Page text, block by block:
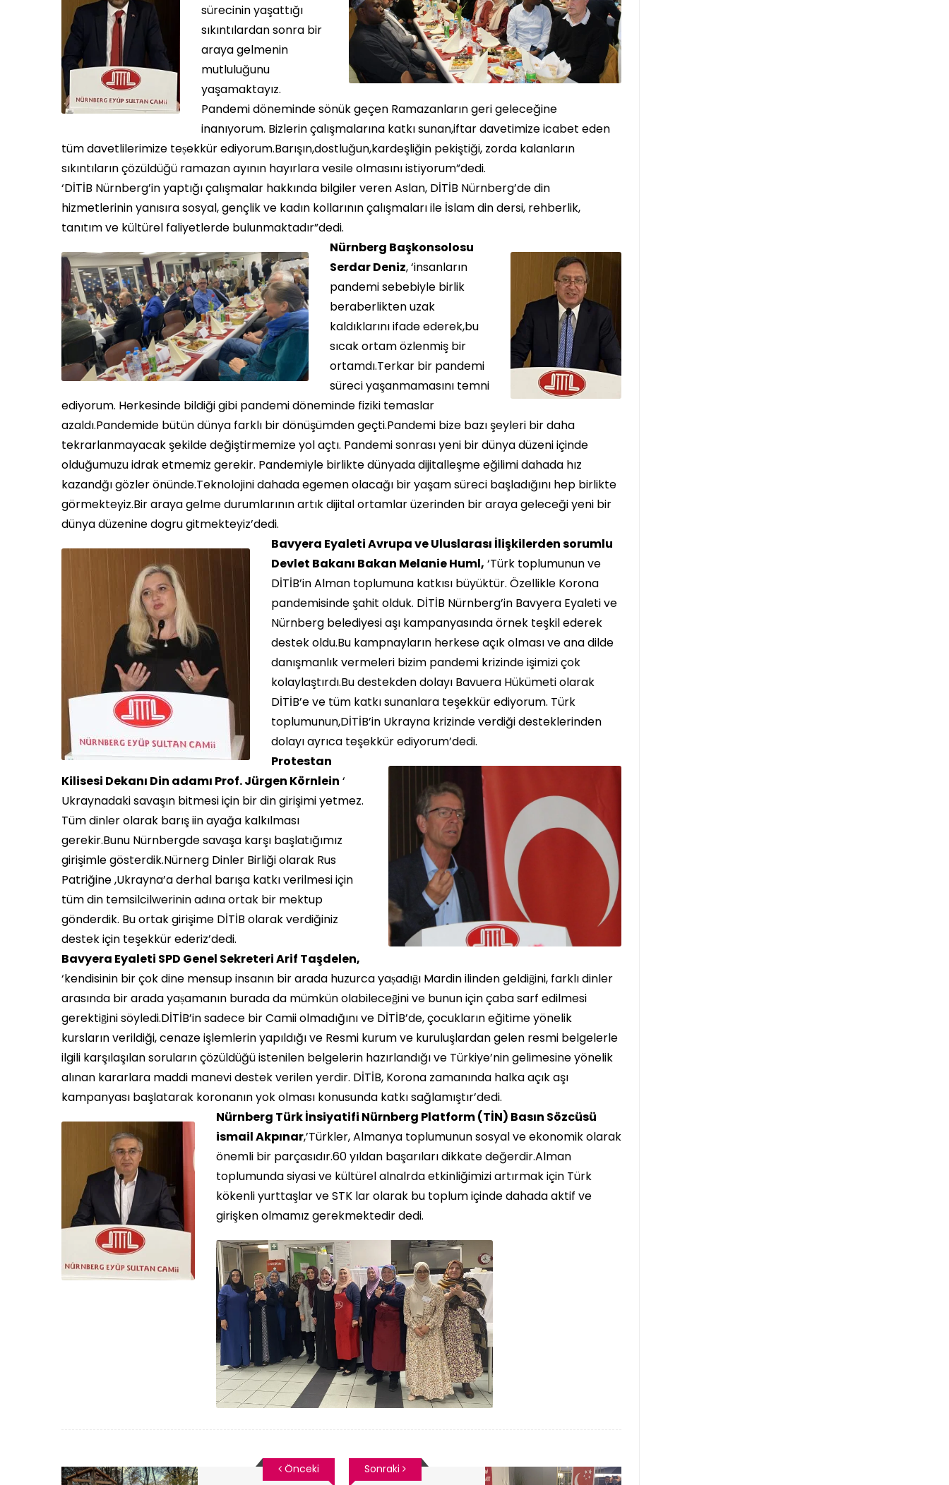
sürecinin yaşattığı
sıkıntılardan sonra bir
araya gelmenin
mutluluğunu
yaşamaktayız.
Pandemi döneminde sönük geçen Ramazanların geri geleceğine
inanıyorum. Bizlerin çalışmalarına katkı sunan,iftar davetimize icabet eden
tüm davetlilerimize teṣekkür ediyorum.Barışın,dostluğun,kardeşliğin pekiştiği, zorda kalanların
sıkıntıların çözüldüğü ramazan ayının hayırlara vesile olmasını istiyorum”dedi.
‘DİTİB Nürnberg’in yaptığı çalışmalar hakkında bilgiler veren Aslan, DİTİB Nürnberg’de din
hizmetlerinin yanısıra sosyal, gençlik ve kadın kollarının çalışmaları ile İslam din dersi, rehberlik,
tanıtım ve kültürel faliyetlerde bulunmaktadır”dedi.
Nürnberg Başkonsolosu
Serdar Deniz, ‘insanların
pandemi sebebiyle birlik
beraberlikten uzak
kaldıklarını ifade ederek,bu
sıcak ortam özlenmiş bir
ortamdı.Terkar bir pandemi
süreci yaşanmamasını temni
ediyorum. Herkesinde bildiği gibi pandemi döneminde fiziki temaslar
azaldı.Pandemide bütün dünya farklı bir dönüşümden geçti.Pandemi bize bazı şeyleri bir daha
tekrarlanmayacak şekilde değiştirmemize yol açtı. Pandemi sonrası yeni bir dünya düzeni içinde
olduğumuzu idrak etmemiz gerekir. Pandemiyle birlikte dünyada dijitalleşme eğilimi dahada hız
kazandğı gözler önünde.Teknolojini dahada egemen olacağı bir yaşam süreci başladığını hep birlikte
görmekteyiz.Bir araya gelme durumlarının artık dijital ortamlar üzerinden bir araya geleceği yeni bir
dünya düzenine dogru gitmekteyiz’dedi.
Bavyera Eyaleti Avrupa ve Uluslarası İlişkilerden sorumlu
Devlet Bakanı Bakan Melanie Huml, ‘Türk toplumunun ve
DİTİB’in Alman toplumuna katkısı büyüktür. Özellikle Korona
pandemisinde şahit olduk. DİTİB Nürnberg’in Bavyera Eyaleti ve
Nürnberg belediyesi aşı kampanyasında örnek teşkil ederek
destek oldu.Bu kampnayların herkese açık olması ve ana dilde
danışmanlık vermeleri bizim pandemi krizinde işimizi çok
kolaylaştırdı.Bu destekden dolayı Bavuera Hükümeti olarak
DİTİB’e ve tüm katkı sunanlara teşekkür ediyorum. Türk
toplumunun,DİTİB’in Ukrayna krizinde verdiği desteklerinden
dolayı ayrıca teşekkür ediyorum’dedi.
Protestan
Kilisesi Dekanı Din adamı Prof. Jürgen Körnlein ‘
Ukraynadaki savaşın bitmesi için bir din girişimi yetmez.
Tüm dinler olarak barış iin ayağa kalkılması
gerekir.Bunu Nürnbergde savaşa karşı başlatığımız
girişimle gösterdik.Nürnerg Dinler Birliği olarak Rus
Patriğine ,Ukrayna’a derhal barışa katkı verilmesi için
tüm din temsilcilwerinin adına ortak bir mektup
gönderdik. Bu ortak girişime DİTİB olarak verdiğiniz
destek için teşekkür ederiz’dedi.
Bavyera Eyaleti SPD Genel Sekreteri Arif Taşdelen,
‘kendisinin bir çok dine mensup insanın bir arada huzurca yaṣadıḡı Mardin ilinden geldiḡini, farklı dinler
arasında bir arada yaṣamanın burada da mümkün olabileceḡini ve bunun için çaba sarf edilmesi
gerektiḡini söyledi.DİTİB’in sadece bir Camii olmadığını ve DİTİB’de, çocukların eğitime yönelik
kursların verildiği, cenaze işlemlerin yapıldığı ve Resmi kurum ve kuruluşlardan gelen resmi belgelerle
ilgili karşılaşılan soruların çözüldüğü istenilen belgelerin hazırlandığı ve Türkiye’nin gelimesine yönelik
alınan kararlara maddi manevi destek verilen yerdir. DİTİB, Korona zamanında halka açık aşı
kampanyası başlatarak koronanın yok olması konusunda katkı sağlamıştır’dedi.
Nürnberg Türk İnsiyatifi Nürnberg Platform (TİN) Basın Sözcüsü
ismail Akpınar,’Türkler, Almanya toplumunun sosyal ve ekonomik olarak
önemli bir parçasıdır.60 yıldan başarıları dikkate değerdir.Alman
toplumunda siyasi ve kültürel alnalrda etkinliğimizi artırmak için Türk
kökenli yurttaşlar ve STK lar olarak bu toplum içinde dahada aktif ve
girişken olmamız gerekmektedir dedi.
Önceki Sonraki